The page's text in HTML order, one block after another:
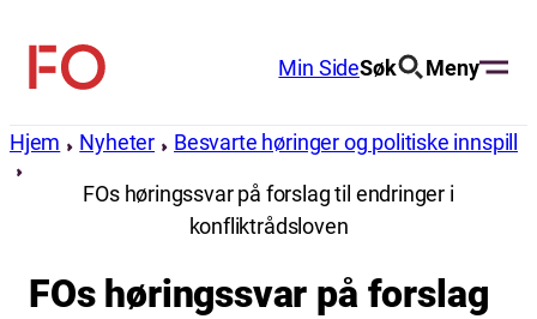
innhold
FO
Min SideSøk Meny
Hjem Nyheter Besvarte høringer og politiske innspill
FOs høringssvar på forslag til endringer i
konfliktrådsloven
FOs høringssvar på forslag